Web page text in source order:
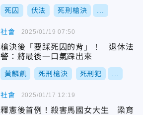
死囚 伏法 死刑槍決
社會
槍決後「要踩死囚的背」！ 退休法
警：將最後一口氣踩出來
黃麟凱 死刑槍決 死刑犯
2025/01/19 07:50
社會
釋憲後首例！殺害馬國女大生 梁育
2025/01/17 12:19